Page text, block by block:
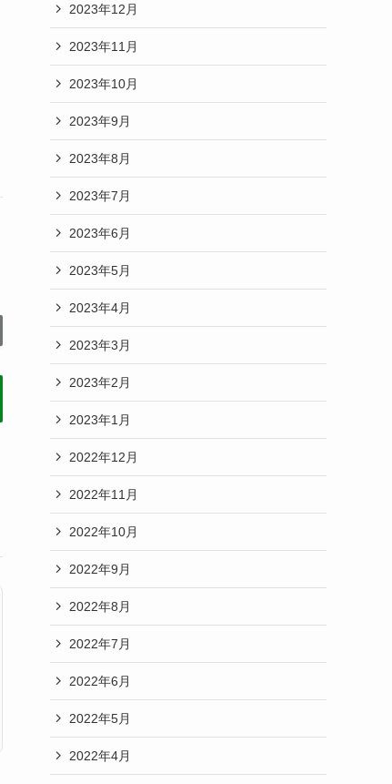
2023年12月
2023年11月
2023年10月
2023年9月
2023年8月
2023年7月
2023年6月
2023年5月
2023年4月
2023年3月
2023年2月
2023年1月
2022年12月
2022年11月
2022年10月
2022年9月
2022年8月
2022年7月
2022年6月
2022年5月
2022年4月